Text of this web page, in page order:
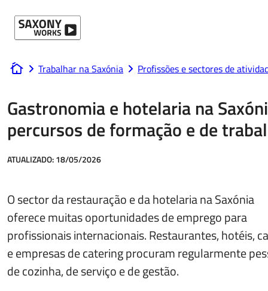
www.saxony-works.com
Trabalhar na Saxónia Profissões e sectores de
Gastronomia e hotelaria na
percursos de formação e de
ATUALIZADO:18/05/2026
O sector da restauração e da hotelaria na Saxónia
oferece muitas oportunidades de emprego para
profissionais internacionais. Restaurantes, hotéis,
e empresas de catering procuram regularmente
de cozinha, de serviço e de gestão.